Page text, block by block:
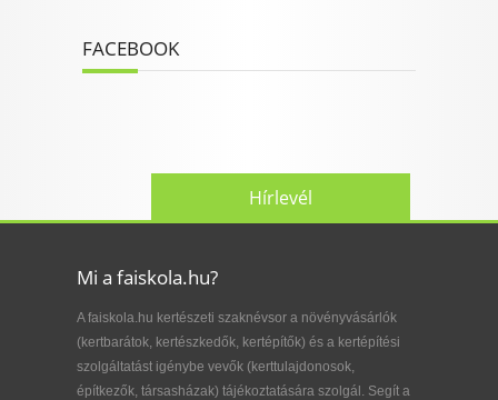
FACEBOOK
Hírlevél
Mi a faiskola.hu?
A faiskola.hu kertészeti szaknévsor a növényvásárlók
(kertbarátok, kertészkedők, kertépítők) és a kertépítési
szolgáltatást igénybe vevők (kerttulajdonosok,
építkezők, társasházak) tájékoztatására szolgál. Segít a